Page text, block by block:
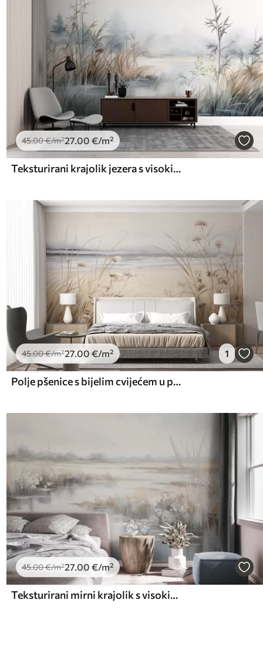
45.00€/m²27.00 €/m²
Teksturirani krajolik jezera s visokim travama u prvom planu, mekom plavom i smeđom bojom, mirnom vodom, drvećem u daljini
45.00€/m²27.00 €/m² 1
Polje pšenice s bijelim cvijećem u prvom planu, plaža i ocean u pozadini, neutralne pastelne prigušene boje
45.00€/m²27.00 €/m²
Teksturirani mirni krajolik s visokim travama i mirnom vodom, mekim pastelnim bojama, udaljenim drvećem na horizontu